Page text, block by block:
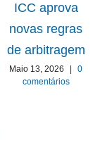
ICC aprova
novas regras
de arbitragem
Maio 13, 2026 |
0
comentários